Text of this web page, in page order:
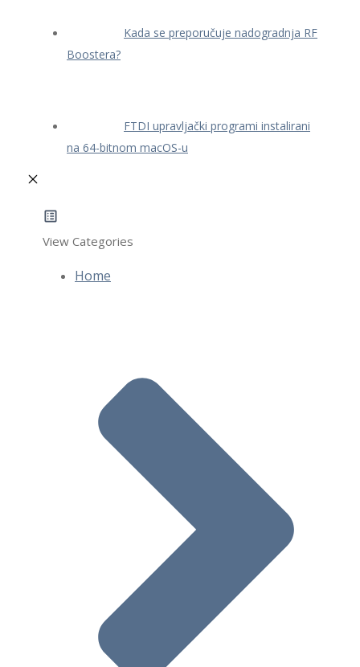
Kada se preporučuje nadogradnja RF
Boostera?
FTDI upravljački programi instalirani
na 64-bitnom macOS-u
View Categories
Home